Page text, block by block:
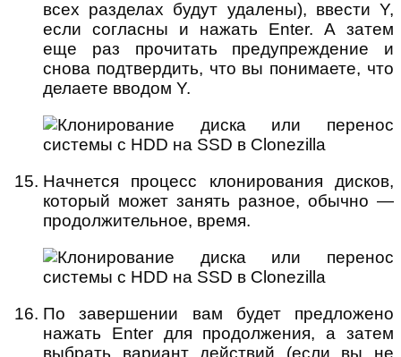
всех разделах будут удалены), ввести Y,
если согласны и нажать Enter. А затем
еще раз прочитать предупреждение и
снова подтвердить, что вы понимаете, что
делаете вводом Y.
Начнется процесс клонирования дисков,
который может занять разное, обычно —
продолжительное, время.
По завершении вам будет предложено
нажать Enter для продолжения, а затем